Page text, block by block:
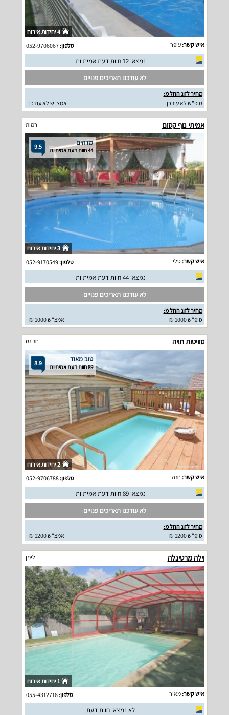
4 יחידות אירוח
איש קשר:עופר טלפון:052-9706067
נמצאו 12 חוות דעת אמיתיות
לא עודכנו תאריכים פנויים
מחיר לזוג החל מ:
סופ"ש לא עודכן
אמצ"ש לא עודכן
אמיתי נוף קסום רמות
9.5 מדהים
44 חוות דעת אמיתיות
3 יחידות אירוח
איש קשר: טלי טלפון:052-9170549
נמצאו 44 חוות דעת אמיתיות
לא עודכנו תאריכים פנויים
מחיר לזוג החל מ:
סופ"ש 1000 ₪
אמצ"ש 1000 ₪
סוויטות תויה חד נס
8.9 טוב מאוד
89 חוות דעת אמיתיות
2 יחידות אירוח
איש קשר: חנה טלפון:052-9706788
נמצאו 89 חוות דעת אמיתיות
לא עודכנו תאריכים פנויים
מחיר לזוג החל מ:
סופ"ש 1200 ₪
אמצ"ש 1200 ₪
וילה מרטינלה לימן
1 יחידות אירוח
איש קשר:מאיר טלפון:055-4312716
לא נמצאו חוות דעת